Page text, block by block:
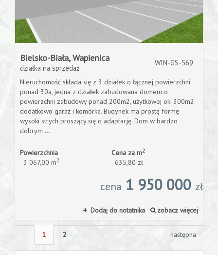
Bielsko-Biała, Wapienica
działka na sprzedaż
WIN-GS-569
Nieruchomość składa się z 3 działek o łącznej powierzchni
ponad 30a, jedna z działek zabudowana domem o
powierzchni zabudowy ponad 200m2, użytkowej ok. 300m2.
dodatkowo garaż i komórka. Budynek ma prostą formę
wysoki strych proszący się o adaptację. Dom w bardzo
dobrym ...
Powierzchnia
3 067,00 m2
Cena za m2
635,80 zł
cena 1 950 000 zł
Dodaj do notatnika zobacz więcej
1 2 następna